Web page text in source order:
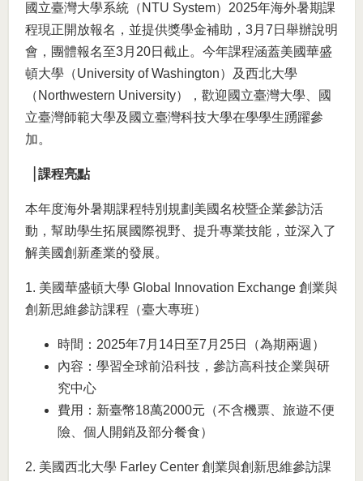
國立臺灣大學系統（NTU System）2025年海外暑期課
程現正開放報名，並提供獎學金補助，3月7日舉辦說明
會，團體報名至3月20日截止。今年課程涵蓋美國華盛
頓大學（University of Washington）及西北大學
（Northwestern University），歡迎國立臺灣大學、國
立臺灣師範大學及國立臺灣科技大學在學學生踴躍參
加。
課程亮點
本年度海外暑期課程特別規劃美國名校暨企業參訪活
動，幫助學生拓展國際視野、提升專業技能，並深入了
解美國創新產業的發展。
1. 美國華盛頓大學 Global Innovation Exchange 創業與
創新思維參訪課程（臺大專班）
時間：2025年7月14日至7月25日（為期兩週）
內容：學習全球前沿科技，參訪高科技企業與研
究中心
費用：新臺幣18萬2000元（不含機票、旅遊不便
險、個人開銷及部分餐食）
2. 美國西北大學 Farley Center 創業與創新思維參訪課